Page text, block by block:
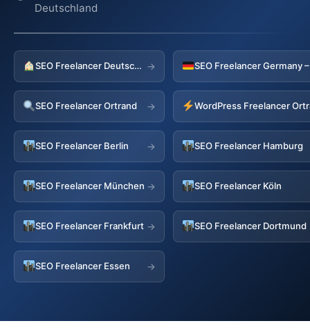
Deutschland
SEO Freelancer Deutschland →
SEO Freelancer Ortrand → WordPress Freelancer
SEO Freelancer Berlin → SEO Freelancer Hamburg
SEO Freelancer München → SEO Freelancer Köln
SEO Freelancer Frankfurt → SEO Freelancer Dortmund
SEO Freelancer Essen →